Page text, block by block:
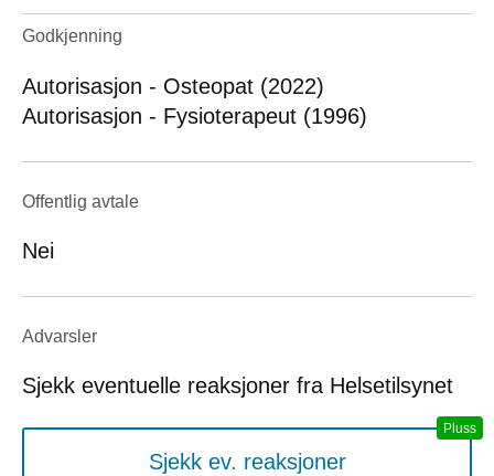
Godkjenning
Autorisasjon - Osteopat (2022)
Autorisasjon - Fysioterapeut (1996)
Offentlig avtale
Nei
Advarsler
Sjekk eventuelle reaksjoner fra Helsetilsynet
Sjekk ev. reaksjoner